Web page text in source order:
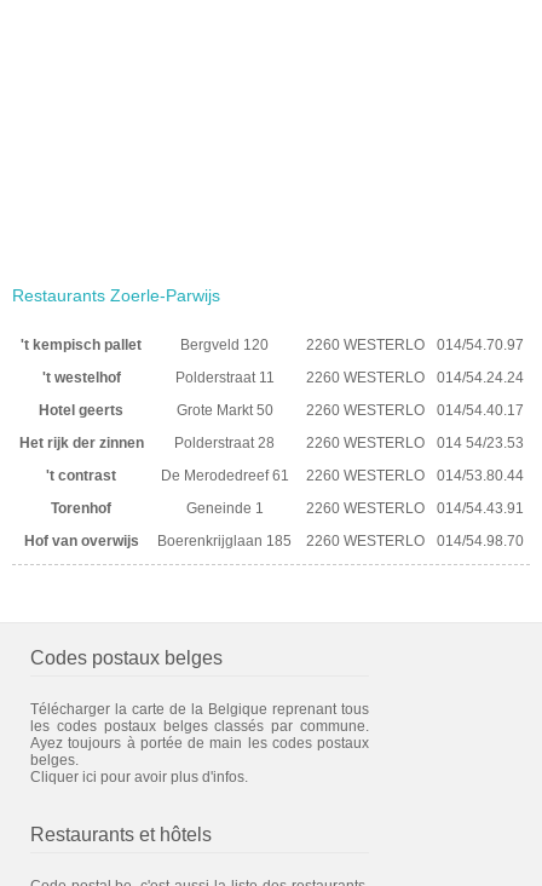
Restaurants Zoerle-Parwijs
't kempisch pallet Bergveld 120 2260 WESTERLO
014/54.70.97
't westelhof
Polderstraat 11 2260 WESTERLO
014/54.24.24
Hotel geerts
Grote Markt 50 2260 WESTERLO
014/54.40.17
Het rijk der zinnen
Polderstraat 28 2260 WESTERLO
014 54/23.53
't contrast
De Merodedreef 61 2260 WESTERLO
014/53.80.44
Torenhof
Geneinde 1 2260 WESTERLO
014/54.43.91
Hof van overwijs
Boerenkrijglaan 185 2260 WESTERLO 014/54.98.70
Codes postaux belges
Télécharger la carte de la Belgique reprenant tous
les codes postaux belges classés par commune.
Ayez toujours à portée de main les codes postaux
belges.
Cliquer ici pour avoir plus d'infos.
Restaurants et hôtels